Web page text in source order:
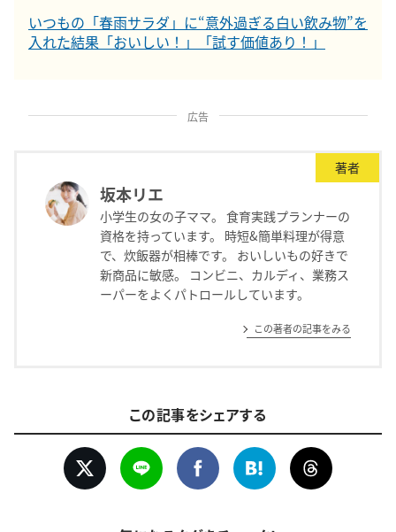
いつもの「春雨サラダ」に“意外過ぎる白い飲み物”を
入れた結果「おいしい！」「試す価値あり！」
広告
著者
坂本リエ
小学生の女の子ママ。 食育実践プランナーの
資格を持っています。 時短&簡単料理が得意
で、炊飯器が相棒です。 おいしいもの好きで
新商品に敏感。 コンビニ、カルディ、業務ス
ーパーをよくパトロールしています。
この著者の記事をみる
この記事をシェアする